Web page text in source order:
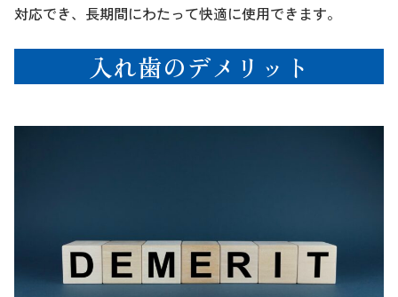
対応でき、長期間にわたって快適に使用できます。
入れ歯のデメリット